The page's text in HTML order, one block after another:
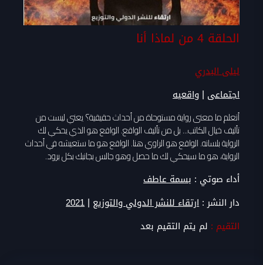
الحلقة 4 من لماذا أنا
ليلى البدري
اجتماعى | واقعيه
أتعلم ما معنى رواية مستوحاة من أحداث حقيقية؟ يعني ليست من
تأليف خيال الكاتب... بل من تأليف الواقع. الواقع هو الذي يحكي لك
الرواية بلسانه. الواقع هو الراوي هنا. الواقع هو ما ستعيشه في أحداث
الرواية، هو ما سيحكي لك ما حصل وهو جالس بجانبك بكل برود.
أداء صوتي :بسمة عاطف
دار النشر :ارتقاء للنشر الدولي والتوزيع |
2021
التقيم : لم يتم التقيم بعد